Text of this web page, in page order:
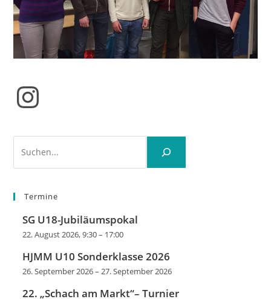
Instagram
Termine
SG U18-Jubiläumspokal
22. August 2026, 9:30– 17:00
HJMM U10 Sonderklasse 2026
26. September 2026–27. September 2026
22. „Schach am Markt“– Turnier